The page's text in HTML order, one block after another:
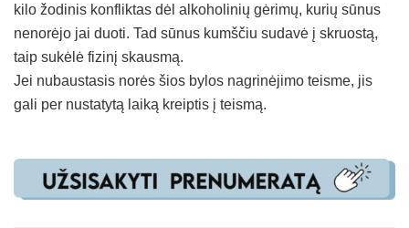
kilo žodinis konfliktas dėl alkoholinių gėrimų, kurių sūnus
nenorėjo jai duoti. Tad sūnus kumščiu sudavė į skruostą,
taip sukėlė fizinį skausmą.
Jei nubaustasis norės šios bylos nagrinėjimo teisme, jis
gali per nustatytą laiką kreiptis į teismą.